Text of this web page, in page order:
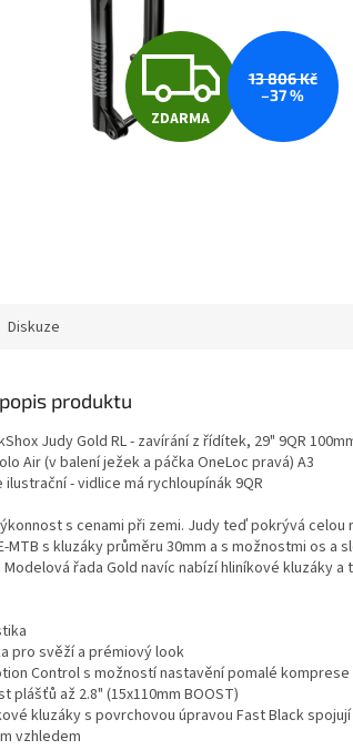
Z
D
A
ZDARMA
13 806 Kč
–37 %
Diskuze
produktu
Judy Gold RL - zavírání z řídítek, 29" 9QR
Air (v balení ježek a páčka OneLoc pravá) A3
- vidlice má rychloupínák 9QR
s cenami při zemi. Judy teď pokrývá celou
MTB s kluzáky průměru 30mm a s možnostmi os a
řada Gold navíc nabízí hliníkové kluzáky a
pro svěží a prémiový look
Control s možností nastavění pomalé
plášťů až 2.8" (15x110mm BOOST)
kluzáky s povrchovou úpravou Fast Black
vzhledem